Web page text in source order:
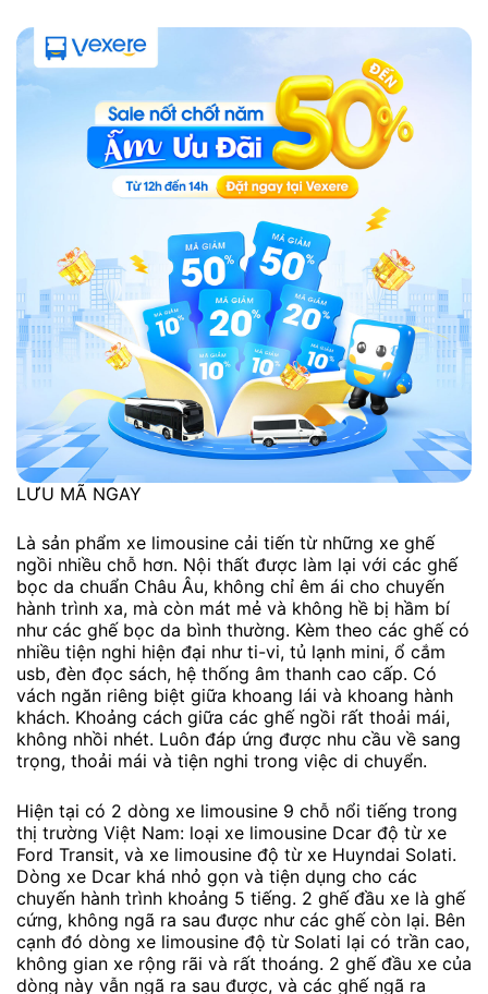
LƯU MÃ NGAY
Là sản phẩm xe limousine cải tiến từ những xe ghế
ngồi nhiều chỗ hơn. Nội thất được làm lại với các ghế
bọc da chuẩn Châu Âu, không chỉ êm ái cho chuyến
hành trình xa, mà còn mát mẻ và không hề bị hầm bí
như các ghế bọc da bình thường. Kèm theo các ghế có
nhiều tiện nghi hiện đại như ti-vi, tủ lạnh mini, ổ cắm
usb, đèn đọc sách, hệ thống âm thanh cao cấp. Có
vách ngăn riêng biệt giữa khoang lái và khoang hành
khách. Khoảng cách giữa các ghế ngồi rất thoải mái,
không nhồi nhét. Luôn đáp ứng được nhu cầu về sang
trọng, thoải mái và tiện nghi trong việc di chuyển.
Hiện tại có 2 dòng xe limousine 9 chỗ nổi tiếng trong
thị trường Việt Nam: loại xe limousine Dcar độ từ xe
Ford Transit, và xe limousine độ từ xe Huyndai Solati.
Dòng xe Dcar khá nhỏ gọn và tiện dụng cho các
chuyến hành trình khoảng 5 tiếng. 2 ghế đầu xe là ghế
cứng, không ngã ra sau được như các ghế còn lại. Bên
cạnh đó dòng xe limousine độ từ Solati lại có trần cao,
không gian xe rộng rãi và rất thoáng. 2 ghế đầu xe của
dòng này vẫn ngã ra sau được, và các ghế ngã ra